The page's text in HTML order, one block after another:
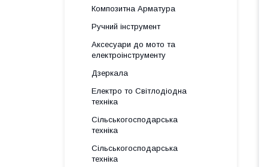
Композитна Арматура
Ручний інструмент
Аксесуари до мото та
електроінструменту
Дзеркала
Електро то Світлодіодна
техніка
Сільськогосподарська
техніка
Сільськогосподарська
техніка